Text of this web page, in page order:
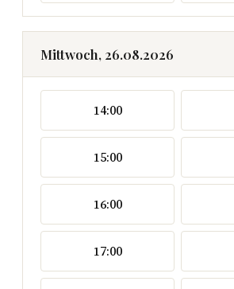
Mittwoch, 26.08.2026
14:00
15:00
16:00
17:00